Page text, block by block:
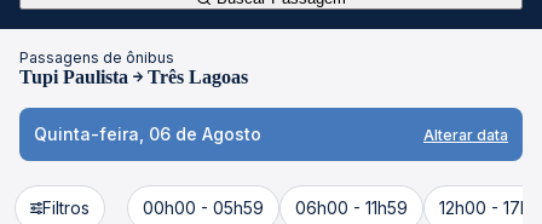
Passagens de ônibus
Tupi Paulista Três Lagoas
Quinta-feira, 06 de Agosto Alterar data
Filtros 00h00 - 05h59 06h00 - 11h59 12h00 -